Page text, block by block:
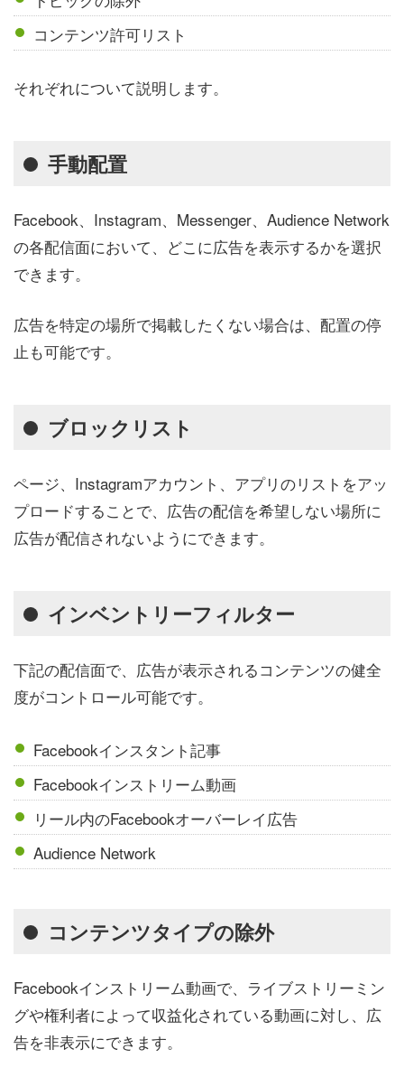
コンテンツ許可リスト
それぞれについて説明します。
手動配置
Facebook、Instagram、Messenger、Audience Network
の各配信面において、どこに広告を表示するかを選択
できます。
広告を特定の場所で掲載したくない場合は、配置の停
止も可能です。
ブロックリスト
ページ、Instagramアカウント、アプリのリストをアッ
プロードすることで、広告の配信を希望しない場所に
広告が配信されないようにできます。
インベントリーフィルター
下記の配信面で、広告が表示されるコンテンツの健全
度がコントロール可能です。
Facebookインスタント記事
Facebookインストリーム動画
リール内のFacebookオーバーレイ広告
Audience Network
コンテンツタイプの除外
Facebookインストリーム動画で、ライブストリーミン
グや権利者によって収益化されている動画に対し、広
告を非表示にできます。